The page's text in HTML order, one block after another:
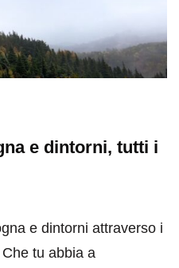
e dintorni, tutti i
e dintorni attraverso i
tu abbia a